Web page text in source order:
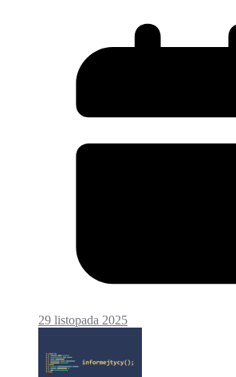
29 listopada 2025